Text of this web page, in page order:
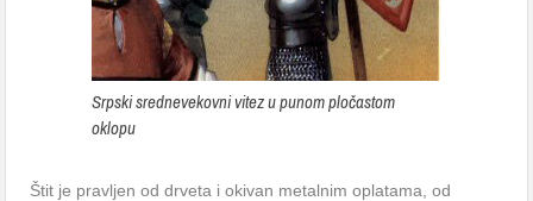
Srpski srednevekovni vitez u punom pločastom
oklopu
Štit je pravljen od drveta i okivan metalnim oplatama, od